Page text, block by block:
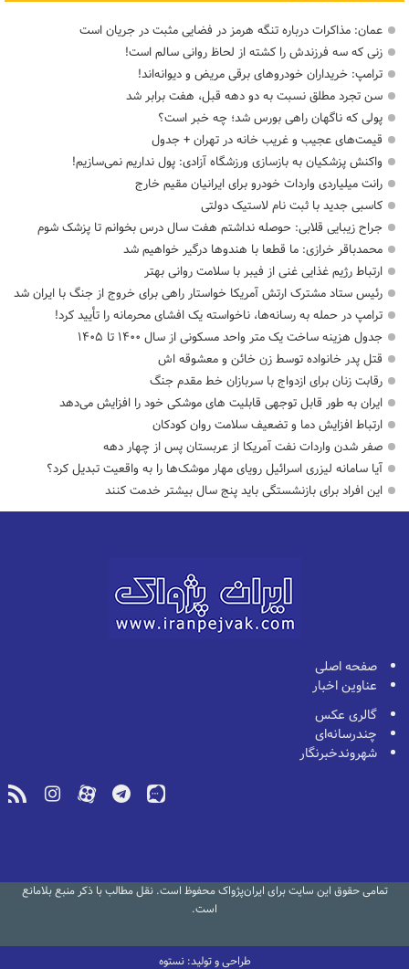
عمان: مذاکرات درباره تنگه هرمز در فضایی مثبت در جریان است
زنی که سه فرزندش را کشته از لحاظ روانی سالم است!
ترامپ: خریداران خودروهای برقی مریض و دیوانه‌اند!
سن تجرد مطلق نسبت به دو دهه قبل، هفت برابر شد
پولی که ناگهان راهی بورس شد؛ چه خبر است؟
قیمت‌های عجیب و غریب خانه در تهران + جدول
واکنش پزشکیان به بازسازی ورزشگاه آزادی: پول نداریم نمی‌سازیم!
رانت میلیاردی واردات خودرو برای ایرانیان مقیم خارج
کاسبی جدید با ثبت نام لاستیک دولتی
جراح زیبایی قلابی: حوصله نداشتم هفت سال درس بخوانم تا پزشک شوم
محمدباقر خرازی: ما قطعا با هندوها درگیر خواهیم شد
ارتباط رژیم غذایی غنی از فیبر با سلامت روانی بهتر
رئیس ستاد مشترک ارتش آمریکا خواستار راهی برای خروج از جنگ با ایران شد
ترامپ در حمله‌ به رسانه‌ها، ناخواسته یک افشای محرمانه را تأیید کرد!
جدول هزینه ساخت یک متر واحد مسکونی از سال ۱۴۰۰ تا ۱۴۰۵
قتل پدر خانواده توسط زن خائن و معشوقه اش
رقابت زنان برای ازدواج با سربازان خط مقدم جنگ
ایران به طور قابل توجهی قابلیت های موشکی خود را افزایش می‌دهد
ارتباط افزایش دما و تضعیف سلامت روان کودکان
صفر شدن واردات نفت آمریکا از عربستان پس از چهار دهه
آیا سامانه لیزری اسرائیل رویای مهار موشک‌ها را به واقعیت تبدیل کرد؟
این افراد برای بازنشستگی باید پنج سال بیشتر خدمت کنند
صفحه اصلی
عناوین اخبار
گالری عکس
چندرسانه‌ای
شهروندخبرنگار
تمامی حقوق این سایت برای ایران‌پژواک محفوظ است. نقل مطالب با ذکر منبع بلامانع
است.
طراحی و تولید: نستوه